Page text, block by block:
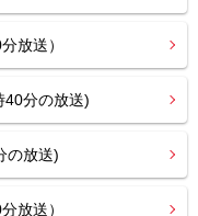
放送）
40分の放送)
の放送)
放送）